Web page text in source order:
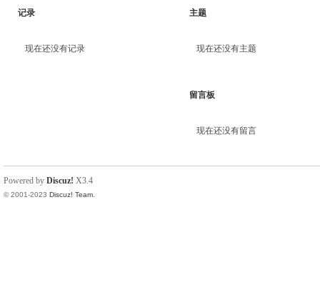
记录
现在还没有记录
主题
现在还没有主题
留言板
现在还没有留言
Powered by Discuz! X3.4
© 2001-2023 Discuz! Team